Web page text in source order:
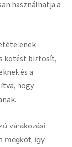
használhatja a
kötést biztosít,
és a
hogy
várakozási
megköt, így